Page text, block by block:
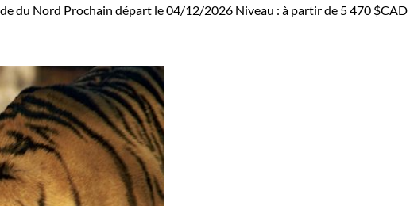
du Nord Prochain départ le 04/12/2026 Niveau : à partir de 5 470 $CAD